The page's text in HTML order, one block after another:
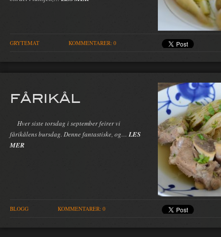
GRYTEMAT KOMMENTARER: 0
FÅRIKÅL
Hver siste torsdag i september feirer vi
fårikålens bursdag. Denne fantastiske, og… LES
MER
BLOGG KOMMENTARER: 0